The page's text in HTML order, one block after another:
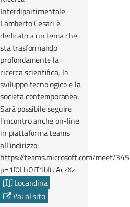
Interdipartimentale
Lamberto Cesari è
dedicato a un tema che
sta trasformando
profondamente la
ricerca scientifica, lo
sviluppo tecnologico e la
società contemporanea.
Sarà possibile seguire
l'mcontro anche on-line
in piattaforma teams
all'indirizzo:
https://teams.microsoft.com/meet/
p=1f0LhQiT1bItcAczXz
Locandina
Vai al sito